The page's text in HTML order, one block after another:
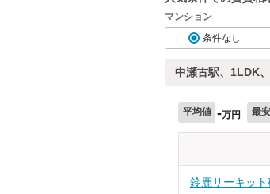
マンション
条件なし
中瀬古駅、1LDK
平均値 -万円 最
鈴鹿サーキット